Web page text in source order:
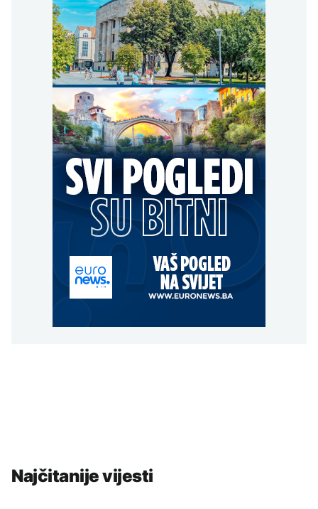
Najčitanije vijesti